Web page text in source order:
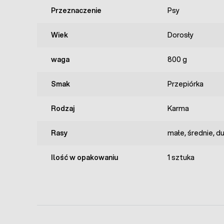
Przeznaczenie Psy
Wiek Dorosły
waga 800 g
Smak Przepiórka
Rodzaj Karma
Rasy małe, średnie,
Ilość w opakowaniu 1 sztuka